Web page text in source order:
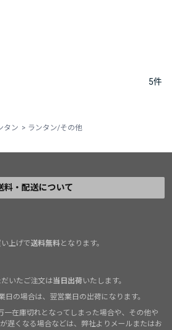
5件
タン > ランタン/その他
料・配送について
上げで送料無料となります。
いたご注文は当日出荷いたします。
の場合は、翌営業日の出荷になります。
一在庫切れとなってしまった場合や、その他や
遅くなる場合などは、弊社よりメールまたはお